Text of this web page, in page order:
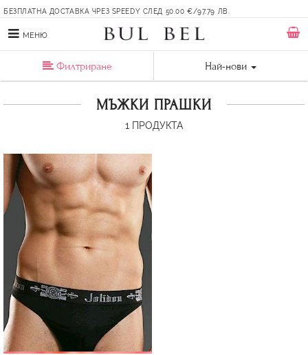
БЕЗПЛАТНА ДОСТАВКА ЧРЕЗ SPEEDY СЛЕД 50.00 €/97.79 ЛВ.
МЕНЮ
Филтриране Най-нови
МЪЖКИ ПРАШКИ
1 ПРОДУКТА